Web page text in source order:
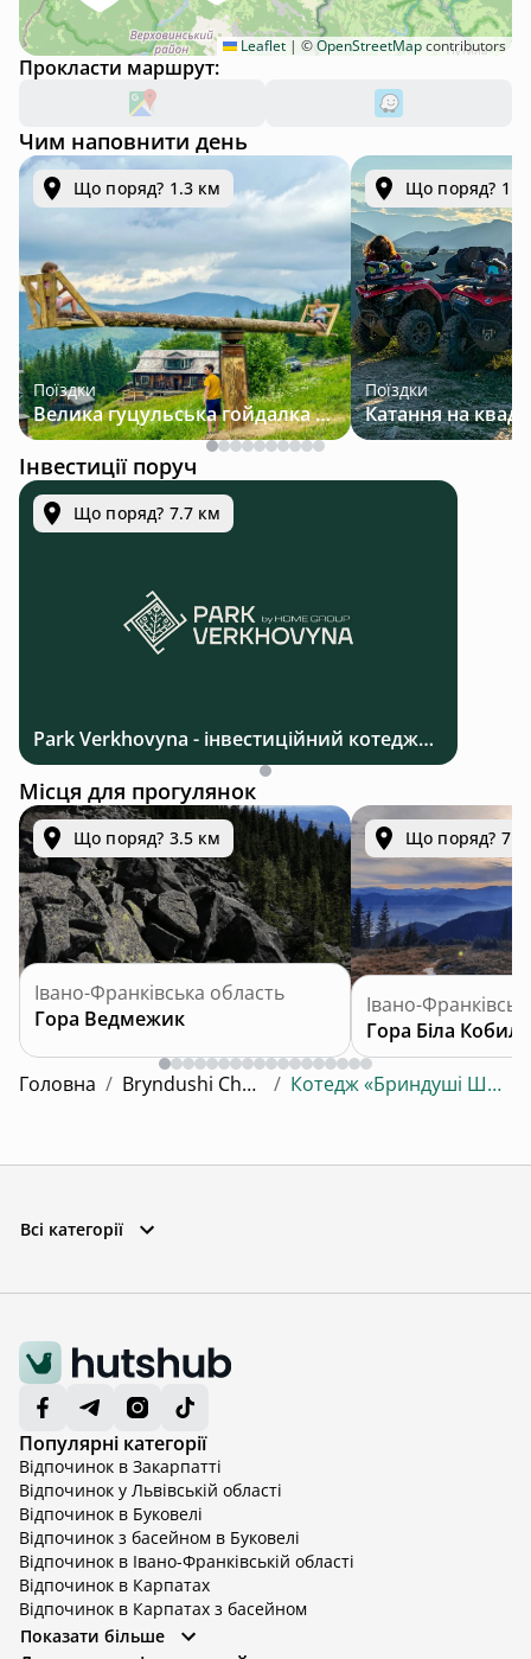
Leaflet | ©OpenStreetMapcontributors
Прокласти маршрут:
Чим наповнити день
Що поряд? 1.3 км
Поїздки
Велика гуцульська гойдалка — джип-тур у Карпатах
Що поряд? 1.3
Поїздки
Інвестиції поруч
Що поряд? 7.7 км
Park Verkhovyna - інвестиційний котеджний комплекс біля Верховини в Карпатах
Місця для прогулянок
Що поряд? 3.5 км
Івано-Франківська область
Гора Ведмежик
Що поряд? 7.0
Івано-
Гора Біла Кобила
Головна / Bryndushi Chalet / Котедж «Бриндуші Шале»
Всі категорії
Популярні категорії
Відпочинок в Закарпатті
Відпочинок у Львівській області
Відпочинок в Буковелі
Відпочинок з басейном в Буковелі
Відпочинок в Івано-Франківській області
Відпочинок в Карпатах
Відпочинок в Карпатах з басейном
Відпочинок в Київській області
Показати більше